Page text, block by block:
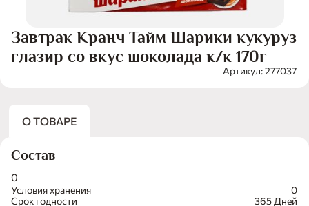
Завтрак Кранч Тайм Шарики кукуруз
глазир со вкус шоколада к/к 170г
Артикул: 277037
О ТОВАРЕ
Условия хранения
0
Срок годности
365 Дней
Состав
0